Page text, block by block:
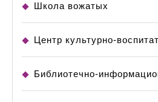
Школа вожатых
Центр культурно-
Библиотечно-